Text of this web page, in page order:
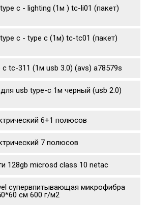
c - lighting (1м ) tc-li01 (пакет)
c - type c (1м) tc-tc01 (пакет)
c tc-311 (1м usb 3.0) (avs) a78579s
usb type-c 1м черный (usb 2.0)
6+1 полюсов
7 полюсов
128gb microsd class 10 netac
супервпитывающая микрофибра
см 600 г/м2